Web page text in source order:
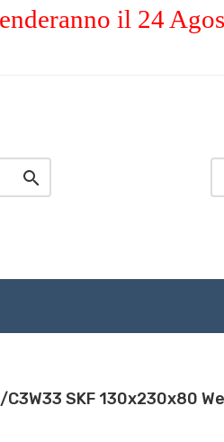
il 24

SKF 130x230x80